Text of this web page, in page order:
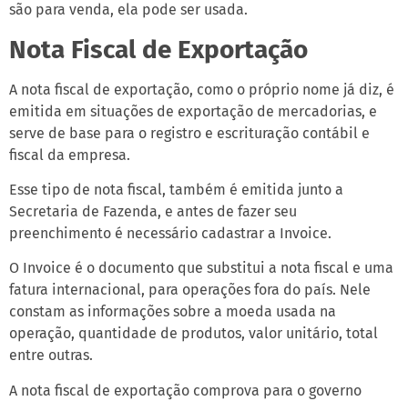
são para venda, ela pode ser usada.
Nota Fiscal de Exportação
A nota fiscal de exportação, como o próprio nome já diz, é
emitida em situações de exportação de mercadorias, e
serve de base para o registro e escrituração contábil e
fiscal da empresa.
Esse tipo de nota fiscal, também é emitida junto a
Secretaria de Fazenda, e antes de fazer seu
preenchimento é necessário cadastrar a Invoice.
O Invoice é o documento que substitui a nota fiscal e uma
fatura internacional, para operações fora do país. Nele
constam as informações sobre a moeda usada na
operação, quantidade de produtos, valor unitário, total
entre outras.
A nota fiscal de exportação comprova para o governo